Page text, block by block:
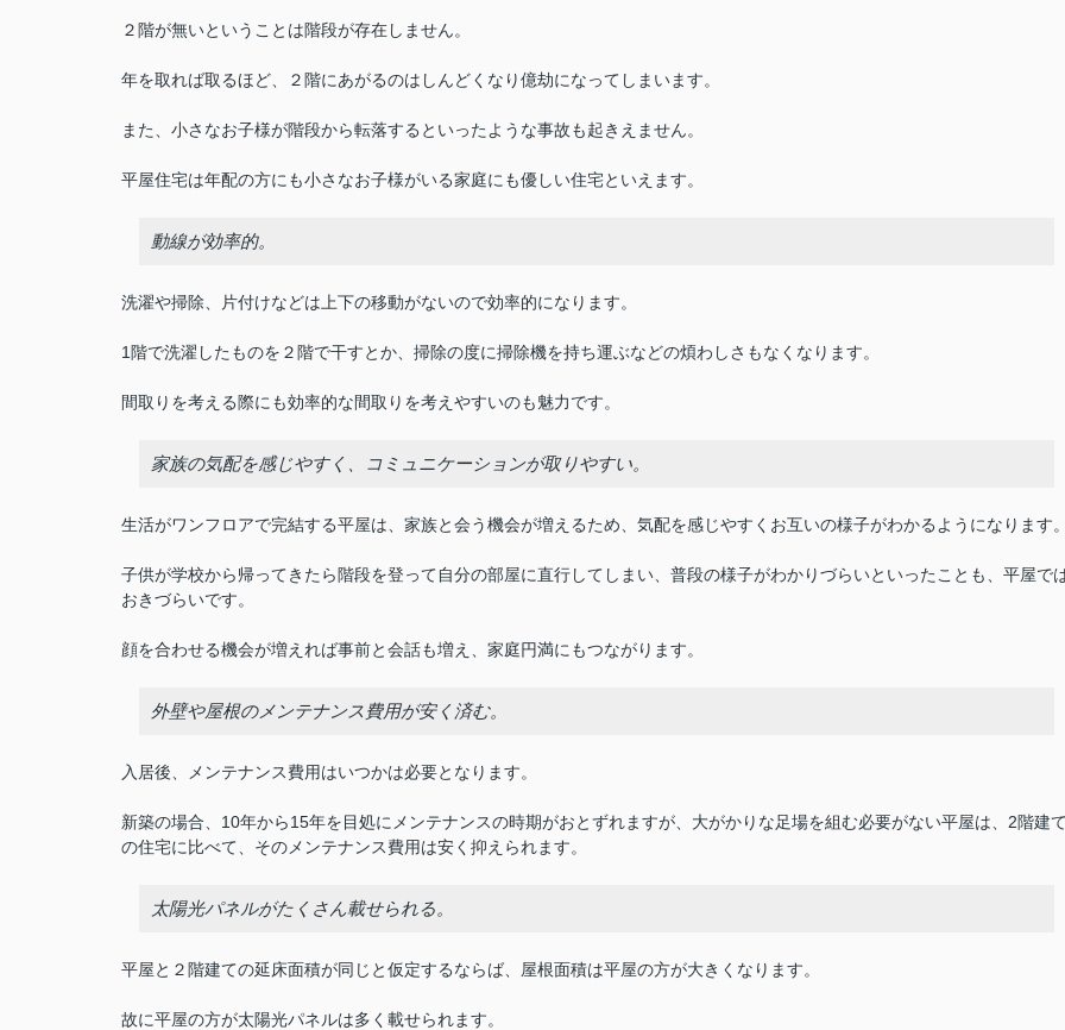
２階が無いということは階段が存在しません。
年を取れば取るほど、２階にあがるのはしんどくなり億劫になってしまいます。
また、小さなお子様が階段から転落するといったような事故も起きえません。
平屋住宅は年配の方にも小さなお子様がいる家庭にも優しい住宅といえます。
動線が効率的。
洗濯や掃除、片付けなどは上下の移動がないので効率的になります。
1階で洗濯したものを２階で干すとか、掃除の度に掃除機を持ち運ぶなどの煩わしさもなくなります。
間取りを考える際にも効率的な間取りを考えやすいのも魅力です。
家族の気配を感じやすく、コミュニケーションが取りやすい。
生活がワンフロアで完結する平屋は、家族と会う機会が増えるため、気配を感じやすくお互いの様子がわかるようになります
子供が学校から帰ってきたら階段を登って自分の部屋に直行してしまい、普段の様子がわかりづらいといったことも、平屋で
おきづらいです。
顔を合わせる機会が増えれば事前と会話も増え、家庭円満にもつながります。
外壁や屋根のメンテナンス費用が安く済む。
入居後、メンテナンス費用はいつかは必要となります。
新築の場合、10年から15年を目処にメンテナンスの時期がおとずれますが、大がかりな足場を組む必要がない平屋は、2階建
の住宅に比べて、そのメンテナンス費用は安く抑えられます。
太陽光パネルがたくさん載せられる。
平屋と２階建ての延床面積が同じと仮定するならば、屋根面積は平屋の方が大きくなります。
故に平屋の方が太陽光パネルは多く載せられます。